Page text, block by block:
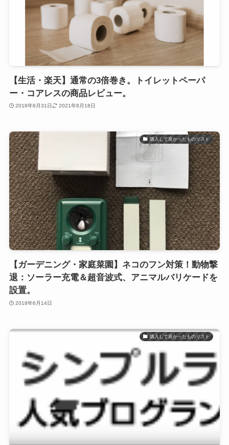
【生活・楽天】通常の3倍巻き。トイレットペーパ
ー・コアレスの商品レビュー。
2018年8月31日 2021年8月18日
購入して良かったものリスト
【ガーデニング・家庭菜園】ネコのフン対策！動物撃
退：ソーラー充電＆超音波式、アニマルバリケードを
設置。
2018年6月14日
購入して良かったものリスト